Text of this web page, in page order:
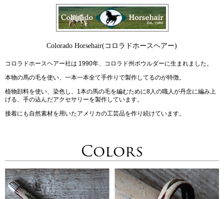
Colorado Horsehair(コロラドホースヘアー)
コロラドホースヘアー社は 1990年、コロラド州ボウルダーに生まれました。
本物の馬の毛を使い、一本一本全て手作りで製作してるのが特徴。
植物顔料を使い、染色し、1本の馬の毛を編むために8人の職人が丹念に編み上
げる、手の込んだアクセサリーを製作しています。
接着にも自然素材を用いたアメリカの工芸品を作り続けています。
Colors